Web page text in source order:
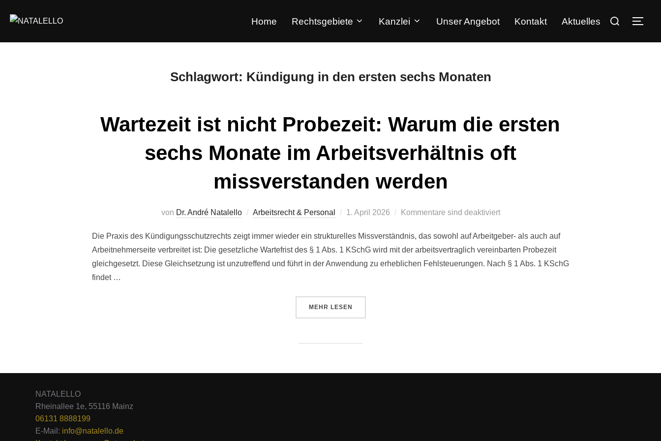
Home Rechtsgebiete Kanzlei Unser Angebot Kontakt Aktuelles
Schlagwort: Kündigung in den ersten sechs Monaten
Wartezeit ist nicht Probezeit: Warum die ersten
sechs Monate im Arbeitsverhältnis oft
missverstanden werden
von Dr. André Natalello Arbeitsrecht & Personal 1. April 2026 Kommentare sind deaktiviert
Die Praxis des Kündigungsschutzrechts zeigt immer wieder ein strukturelles Missverständnis, das sowohl auf Arbeitgeber- als auch auf
Arbeitnehmerseite verbreitet ist: Die gesetzliche Wartefrist des § 1 Abs. 1 KSchG wird mit der arbeitsvertraglich vereinbarten Probezeit
gleichgesetzt. Diese Gleichsetzung ist unzutreffend und führt in der Anwendung zu erheblichen Fehlsteuerungen. Nach § 1 Abs. 1 KSchG
findet …
MEHR LESEN
NATALELLO
Rheinallee 1e, 55116 Mainz
06131 8888199
E-Mail: info@natalello.de